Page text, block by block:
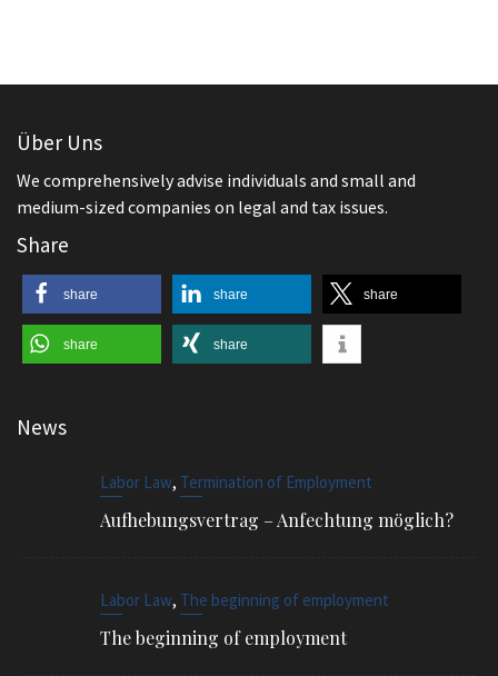
Über Uns
We comprehensively advise individuals and small and
medium-sized companies on legal and tax issues.
Share
share share share
share share
News
Labor Law, Termination of Employment
Aufhebungsvertrag – Anfechtung möglich?
Labor Law, The beginning of employment
The beginning of employment